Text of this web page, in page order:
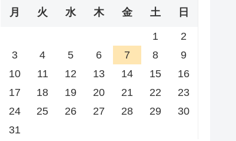
月 火 水 木 金 土 日
1
2
3
4 5 6 7 8
9
10
11 12 13 14 15
16
17
18 19 20 21 22
23
24
25 26 27 28 29
30
31